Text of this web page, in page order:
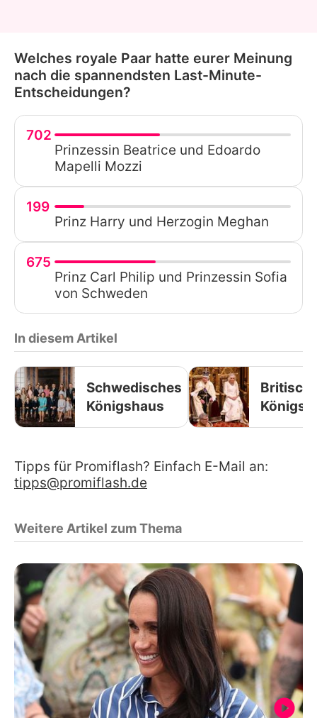
Welches royale Paar hatte eurer Meinung
nach die spannendsten Last-Minute-
Entscheidungen?
702
Prinzessin Beatrice und Edoardo
Mapelli Mozzi
199
Prinz Harry und Herzogin Meghan
675
Prinz Carl Philip und Prinzessin Sofia
von Schweden
In diesem Artikel
Schwedisches
Königshaus
Tipps für Promiflash? Einfach E-Mail an:
tipps@promiflash.de
Weitere Artikel zum Thema